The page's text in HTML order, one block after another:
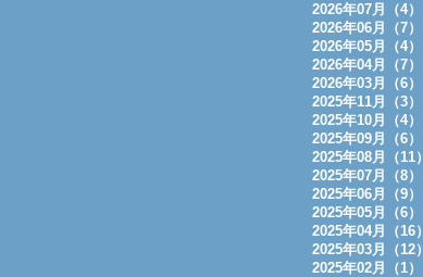
2026年07月（4）
2026年06月（7）
2026年05月（4）
2026年04月（7）
2026年03月（6）
2025年11月（3）
2025年10月（4）
2025年09月（6）
2025年08月（11）
2025年07月（8）
2025年06月（9）
2025年05月（6）
2025年04月（16）
2025年03月（12）
2025年02月（1）